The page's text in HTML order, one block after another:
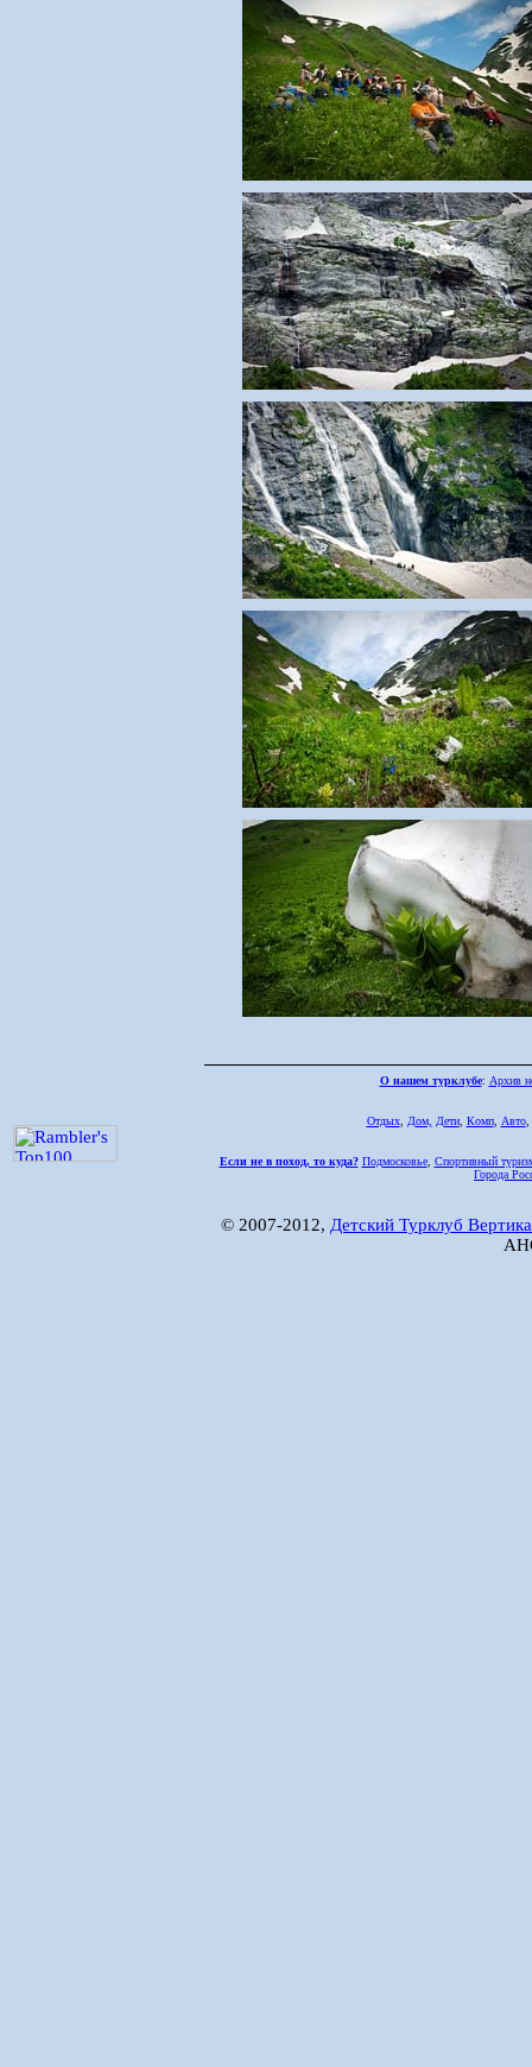
О нашем турклубе: Архив
Отдых, Дом, Дети, Комп, Авто,
Если не в поход, то куда? Подмосковье, Спортивный
Города
© 2007-2012, Детский Турклуб